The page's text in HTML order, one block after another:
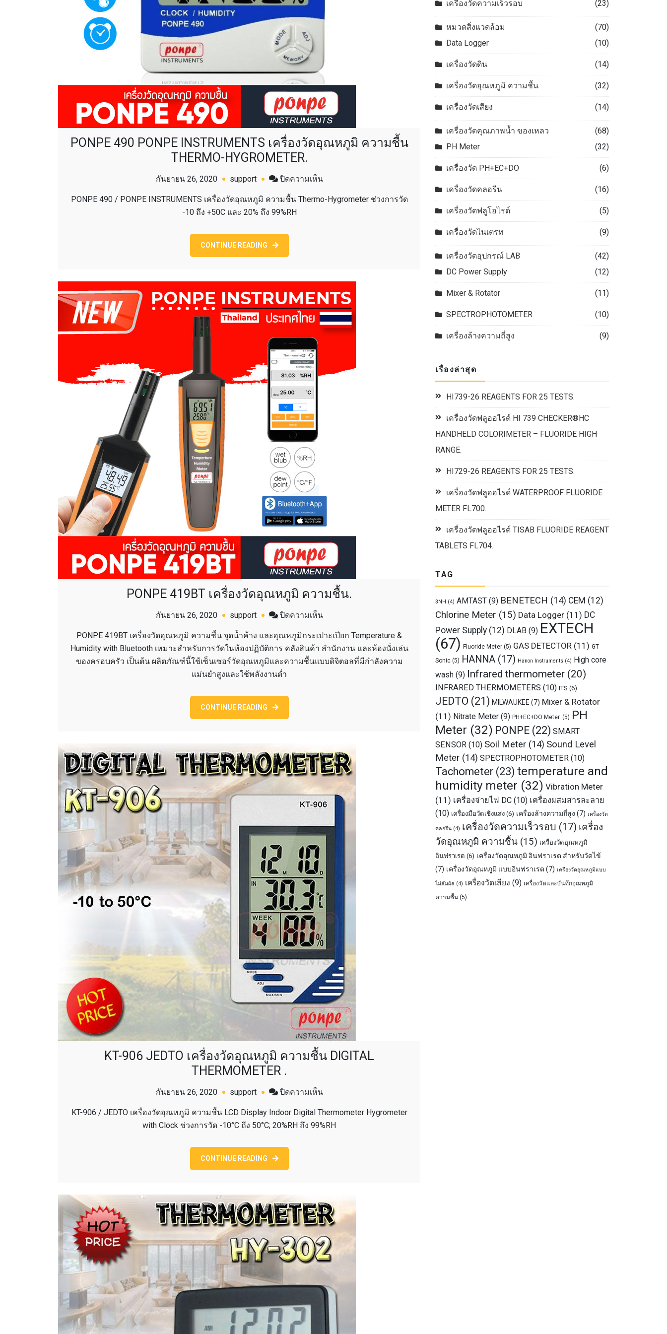
PONPE 490 PONPE INSTRUMENTS เครื่องวัดอุณหภูมิ ความชื้น
THERMO-HYGROMETER.
กันยายน 26, 2020 support ปิดความเห็นบน
490
ความชื้น
THERMO-
HYGROMETER.
PONPE 490 / PONPE INSTRUMENTS เครื่องวัดอุณหภูมิ ความชื้น Thermo-Hygrometer ช่วงการวัด
-10 ถึง +50C และ 20% ถึง 99%RH
CONTINUE READING
PONPE 419BT เครื่องวัดอุณหภูมิ ความชื้น.
กันยายน 26, 2020 support ปิดความเห็นบน
419BT
เครื่อง
วัด
PONPE 419BT เครื่องวัดอุณหภูมิ ความชื้น จุดน้ำค้าง และอุณหภูมิกระเปาะเปียก Temperature &
Humidity with Bluetooth เหมาะสำหรับการวัดในห้องปฏิบัติการ คลังสินค้า สำนักงาน และห้องนั่งเล่น
ของครอบครัว เป็นต้น ผลิตภัณฑ์นี้ใช้เซ็นเซอร์วัดอุณหภูมิและความชื้นแบบดิจิตอลที่มีกำลังความ
แม่นยำสูงและใช้พลังงานต่ำ
CONTINUE READING
KT-906 JEDTO เครื่องวัดอุณหภูมิ ความชื้น DIGITAL
THERMOMETER .
กันยายน 26, 2020 support ปิดความเห็นบน
906
JEDTO
THERMOMETER
.
KT-906 / JEDTO เครื่องวัดอุณหภูมิ ความชื้น LCD Display Indoor Digital Thermometer Hygrometer
with Clock ช่วงการวัด -10°C ถึง 50°C; 20%RH ถึง 99%RH
CONTINUE READING
เครื่องวัดความเร็วรอบ (23)
หมวดสิ่งแวดล้อม
(70)
Data Logger
(10)
เครื่องวัดดิน (14)
เครื่องวัดอุณหภูมิ ความชื้น (32)
เครื่องวัดเสียง (14)
เครื่องวัดคุณภาพน้ำ ของเหลว
(68)
PH Meter
(32)
เครื่องวัด PH+EC+DO (6)
เครื่องวัดคลอรีน (16)
เครื่องวัดฟลูโอไรด์ (5)
เครื่องวัดไนเตรท (9)
เครื่องวัดอุปกรณ์ LAB
(42)
DC Power Supply
(12)
Mixer & Rotator (11)
SPECTROPHOTOMETER (10)
เครื่องล้างความถี่สูง (9)
เรื่องล่าสุด
HI739-26 REAGENTS FOR 25 TESTS.
เครื่องวัดฟลูออไรด์ HI 739 CHECKER®HC
HANDHELD COLORIMETER – FLUORIDE HIGH
RANGE.
HI729-26 REAGENTS FOR 25 TESTS.
เครื่องวัดฟลูออไรด์ WATERPROOF FLUORIDE
METER FL700.
เครื่องวัดฟลูออไรด์ TISAB FLUORIDE REAGENT
TABLETS FL704.
TAG
3NH (4) AMTAST (9) BENETECH (14) CEM (12)
Chlorine Meter (15) Data Logger (11) DC
Power Supply (12) DLAB (9) EXTECH
(67) Fluoride Meter (5) GAS DETECTOR (11) GT
Sonic (5) HANNA (17) Hanon Instruments (4)
High core
wash (9) Infrared thermometer (20)
INFRARED THERMOMETERS (10) ITS (6)
JEDTO (21) MILWAUKEE (7) Mixer & Rotator
(11) Nitrate Meter (9) PH+EC+DO Meter. (5) PH
Meter (32) PONPE (22) SMART
SENSOR (10) Soil Meter (14) Sound Level
Meter (14) SPECTROPHOTOMETER (10)
Tachometer (23) temperature and
humidity meter (32) Vibration Meter
(11) เครื่องจ่ายไฟ DC (10) เครื่องผสมสารละลาย
(10) เครื่องมือวัดเชิงแสง (6) เครื่องล้างความถี่สูง (7) เครื่องวัด
คลอรีน (4) เครื่องวัดความเร็วรอบ (17) เครื่อง
วัดอุณหภูมิ ความชื้น (15) เครื่องวัดอุณหภูมิ
อินฟราเรด (6) เครื่องวัดอุณหภูมิ อินฟราเรด สำหรับวัดไข้
(7) เครื่องวัดอุณหภูมิ แบบอินฟราเรด (7) เครื่องวัดอุณหภูมิแบบ
ไม่สัมผัส (4) เครื่องวัดเสียง (9) เครื่องวัดและบันทึกอุณหภูมิ
ความชื้น (5)